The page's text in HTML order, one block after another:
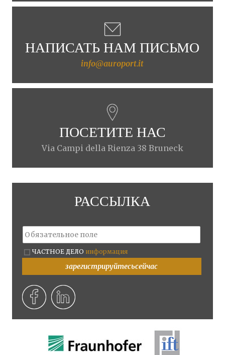
НАПИСАТЬ НАМ ПИСЬМО
info@auroport.it
ПОСЕТИТЕ НАС
Via Campi della Rienza 38 Bruneck
РАССЫЛКА
ЧАСТНОЕ ДЕЛО информация
зарегистрируйтесьсейчас